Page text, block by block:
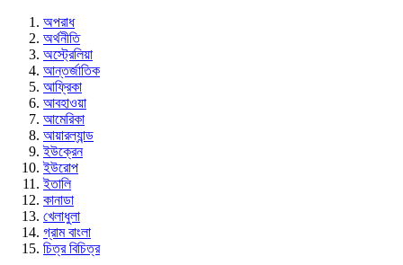
অপরাধ
অর্থনীতি
অস্ট্রেলিয়া
আন্তর্জাতিক
আফ্রিকা
আবহাওয়া
আমেরিকা
আয়ারল্যান্ড
ইউক্রেন
ইউরোপ
ইতালি
কানাডা
খেলাধুলা
গ্রাম বাংলা
চিত্র বিচিত্র